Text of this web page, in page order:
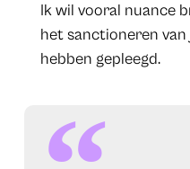
Ik wil vooral nuance
het sanctioneren
hebben gepleegd.